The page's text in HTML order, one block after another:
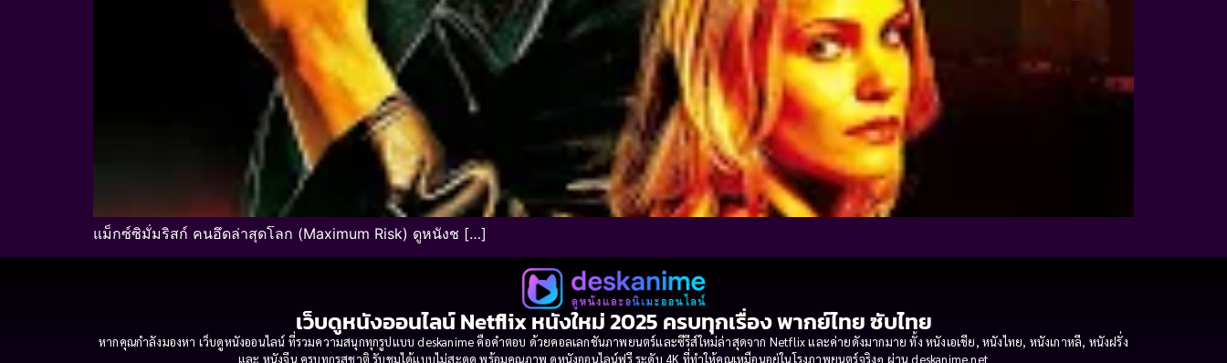
แม็กซ์ซิมั่มริสก์ คนอึดล่าสุดโลก (Maximum Risk) ดูหนังช […]
เว็บดูหนังออนไลน์ Netflix หนังใหม่ 2025 ครบทุกเรื่อง พากย์ไทย ซับไทย
หากคุณกำลังมองหา เว็บดูหนังออนไลน์ ที่รวมความสนุกทุกรูปแบบ deskanime คือคำตอบ ด้วยคอลเลกชันภาพยนตร์และซีรีส์ใหม่ล่าสุดจาก Netflix และค่ายดังมากมาย ทั้ง หนังเอเชีย, หนังไทย, หนังเกาหลี, หนังฝรั่ง
และ หนังจีน ครบทุกรสชาติ รับชมได้แบบไม่สะดุด พร้อมคุณภาพ ดูหนังออนไลน์ฟรี ระดับ 4K ที่ทำให้คุณเหมือนอยู่ในโรงภาพยนตร์จริงๆ ผ่าน deskanime.net